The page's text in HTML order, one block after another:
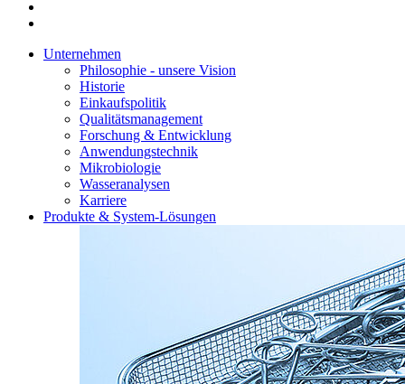
Unternehmen
Philosophie - unsere Vision
Historie
Einkaufspolitik
Qualitätsmanagement
Forschung & Entwicklung
Anwendungstechnik
Mikrobiologie
Wasseranalysen
Karriere
Produkte & System-Lösungen